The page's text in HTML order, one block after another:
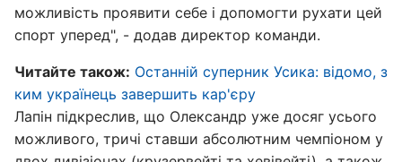
можливість проявити себе і допомогти рухати цей
спорт уперед", - додав директор команди.
Читайте також: Останній суперник Усика: відомо, з
ким українець завершить кар'єру
Лапін підкреслив, що Олександр уже досяг усього
можливого, тричі ставши абсолютним чемпіоном у